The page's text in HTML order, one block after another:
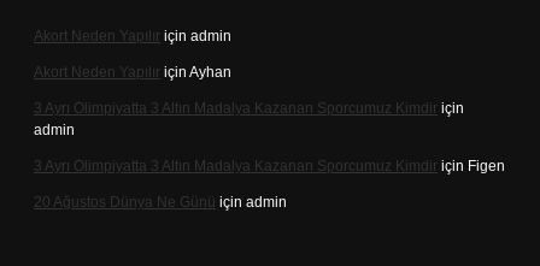
Akort Neden Yapılır için admin
Akort Neden Yapılır için Ayhan
3 Ayrı Olimpiyatta 3 Altın Madalya Kazanan Sporcumuz Kimdir için
admin
3 Ayrı Olimpiyatta 3 Altın Madalya Kazanan Sporcumuz Kimdir için Figen
20 Ağustos Dünya Ne Günü için admin